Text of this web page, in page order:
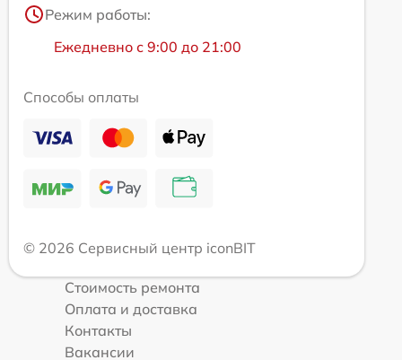
Режим работы:
Ежедневно с 9:00 до 21:00
Способы оплаты
© 2026 Сервисный центр iconBIT
Стоимость ремонта
Оплата и доставка
Контакты
Вакансии